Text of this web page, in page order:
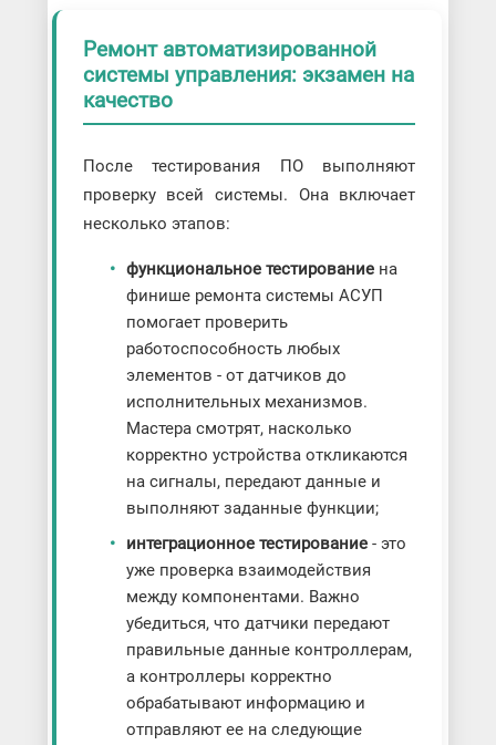
Ремонт автоматизированной
системы управления: экзамен на
качество
После тестирования ПО выполняют
проверку всей системы. Она включает
несколько этапов:
функциональное тестированиена
финише ремонта системы АСУП
помогает проверить
работоспособность любых
элементов - от датчиков до
исполнительных механизмов.
Мастера смотрят, насколько
корректно устройства откликаются
на сигналы, передают данные и
выполняют заданные функции;
интеграционное тестирование - это
уже проверка взаимодействия
между компонентами. Важно
убедиться, что датчики передают
правильные данные контроллерам,
а контроллеры корректно
обрабатывают информацию и
отправляют ее на следующие